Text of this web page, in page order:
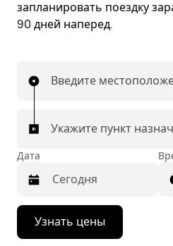
запланировать поездку
90 дней наперед.
Введите
Укажите пункт
Дата
Нажмите
стрелку
вниз,
Узнать цены